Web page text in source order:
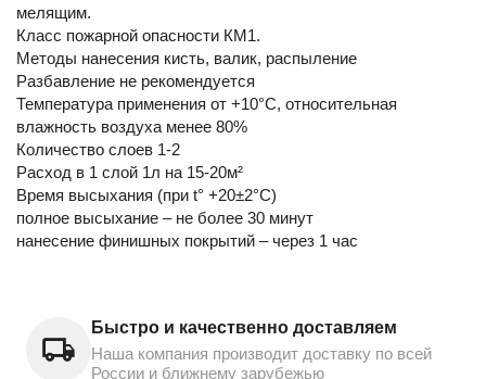
мелящим.
Класс пожарной опасности КМ1.
Методы нанесения кисть, валик, распыление
Разбавление не рекомендуется
Температура применения от +10°С, относительная
влажность воздуха менее 80%
Количество слоев 1-2
Расход в 1 слой 1л на 15-20м²
Время высыхания (при t° +20±2°C)
полное высыхание – не более 30 минут
нанесение финишных покрытий – через 1 час
Быстро и качественно доставляем
Наша компания производит доставку по всей
России и ближнему зарубежью